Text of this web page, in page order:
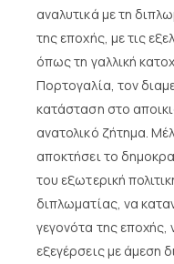
αναλυτικά με τη
της εποχής, με τις
όπως τη γαλλική
Πορτογαλία, τον
κατάσταση στο
ανατολικό ζήτημα.
αποκτήσει το
του εξωτερική
διπλωματίας, να
γεγονότα της εποχής,
εξεγέρσεις με άμεση